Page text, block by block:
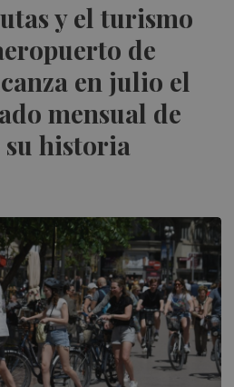
y el turismo
de
en julio el
mensual de
su historia